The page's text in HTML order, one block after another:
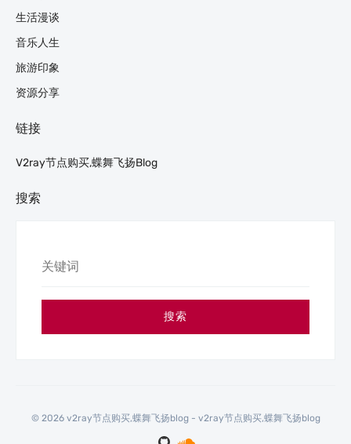
生活漫谈
音乐人生
旅游印象
资源分享
链接
V2ray节点购买,蝶舞飞扬blog
搜索
搜索
© 2026 v2ray节点购买,蝶舞飞扬blog - v2ray节点购买,蝶舞飞扬blog